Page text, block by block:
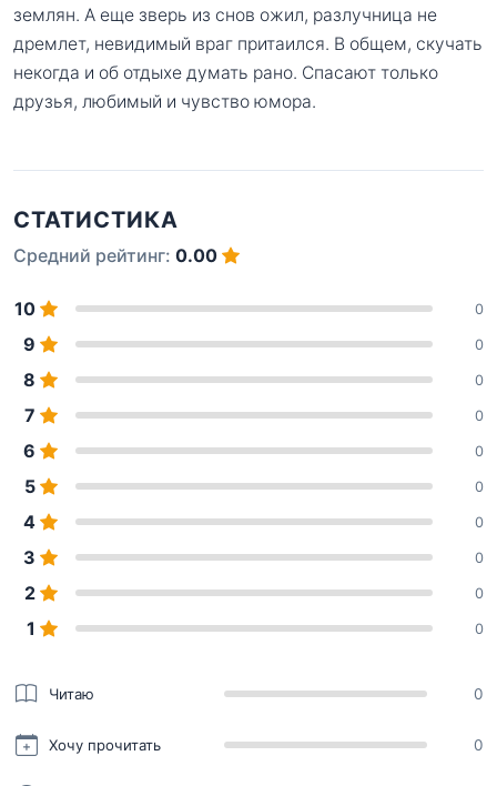
землян. А еще зверь из снов ожил, разлучница не
дремлет, невидимый враг притаился. В общем, скучать
некогда и об отдыхе думать рано. Спасают только
друзья, любимый и чувство юмора.
СТАТИСТИКА
Средний рейтинг: 0.00
10 0
9 0
8 0
7 0
6 0
5 0
4 0
3 0
2 0
1 0
Читаю 0
Хочу прочитать 0